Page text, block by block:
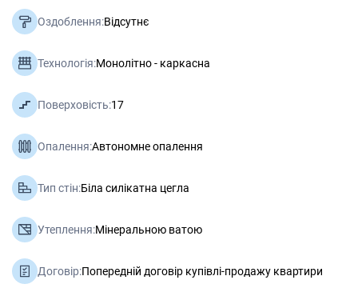
Оздоблення:Відсутнє
Технологія:Монолітно - каркасна
Поверховість:17
Опалення:Автономне опалення
Тип стін:Біла силікатна цегла
Утеплення:Мінеральною ватою
Договір:Попередній договір купівлі-продажу квартири